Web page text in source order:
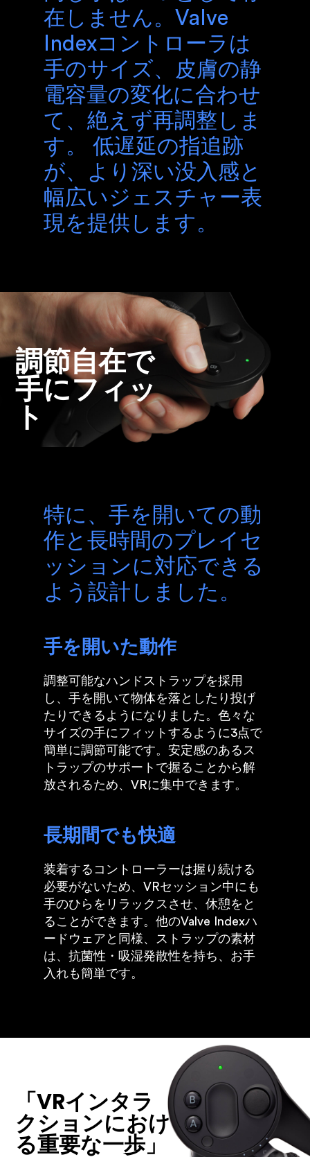
在しません。Valve
Indexコントローラは
手のサイズ、皮膚の静
電容量の変化に合わせ
て、絶えず再調整しま
す。 低遅延の指追跡
が、より深い没入感と
幅広いジェスチャー表
現を提供します。
調節自在で
手にフィッ
ト
特に、手を開いての動
作と長時間のプレイセ
ッションに対応できる
よう設計しました。
手を開いた動作
調整可能なハンドストラップを採用
し、手を開いて物体を落としたり投げ
たりできるようになりました。色々な
サイズの手にフィットするように3点で
簡単に調節可能です。安定感のあるス
トラップのサポートで握ることから解
放されるため、VRに集中できます。
長期間でも快適
装着するコントローラーは握り続ける
必要がないため、VRセッション中にも
手のひらをリラックスさせ、休憩をと
ることができます。他のValve Indexハ
ードウェアと同様、ストラップの素材
は、抗菌性・吸湿発散性を持ち、お手
入れも簡単です。
「VRインタラ
クションにおけ
る重要な一歩」